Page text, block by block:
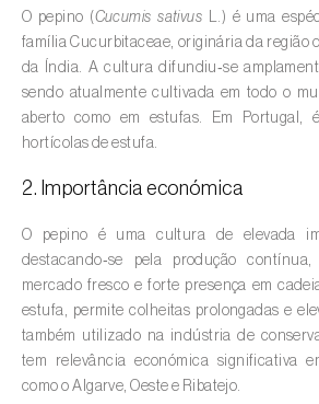
valas, canais, açudes,
de tratamento de águas
Ameixeira (Prunus domestica
Amendoeira (
Amendoim (Arachis hypogaea
Amieiro ( Alnus glutinosa)
Amoreira (Morus spp.)
Ananás / Abacaxi (Ananas
Anona ( Annona spp. )
O pepino (Cucumis sativus L.) é uma
família Cucurbitaceae, originária da região
da Índia. A cultura difundiu‑se
sendo atualmente cultivada em todo o
aberto como em estufas. Em Portugal,
hortícolas de estufa.
2. Importância económica
O pepino é uma cultura de elevada
destacando‑se pela produção
mercado fresco e forte presença em
estufa, permite colheitas prolongadas e
também utilizado na indústria de
tem relevância económica significativa
como o Algarve, Oeste e Ribatejo.